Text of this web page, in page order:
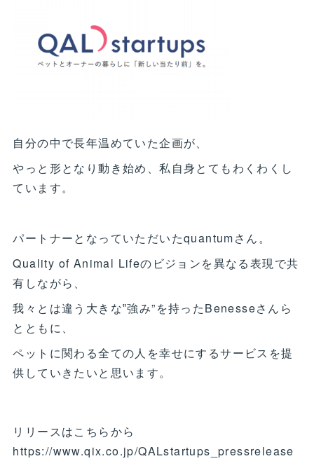
自分の中で長年温めていた企画が、
やっと形となり動き始め、私自身とてもわくわくし
ています。
パートナーとなっていただいたquantumさん。
Quality of Animal Lifeのビジョンを異なる表現で共
有しながら、
我々とは違う大きな‟強み”を持ったBenesseさんら
とともに、
ペットに関わる全ての人を幸せにするサービスを提
供していきたいと思います。
リリースはこちらから
https://www.qix.co.jp/QALstartups_pressrelease